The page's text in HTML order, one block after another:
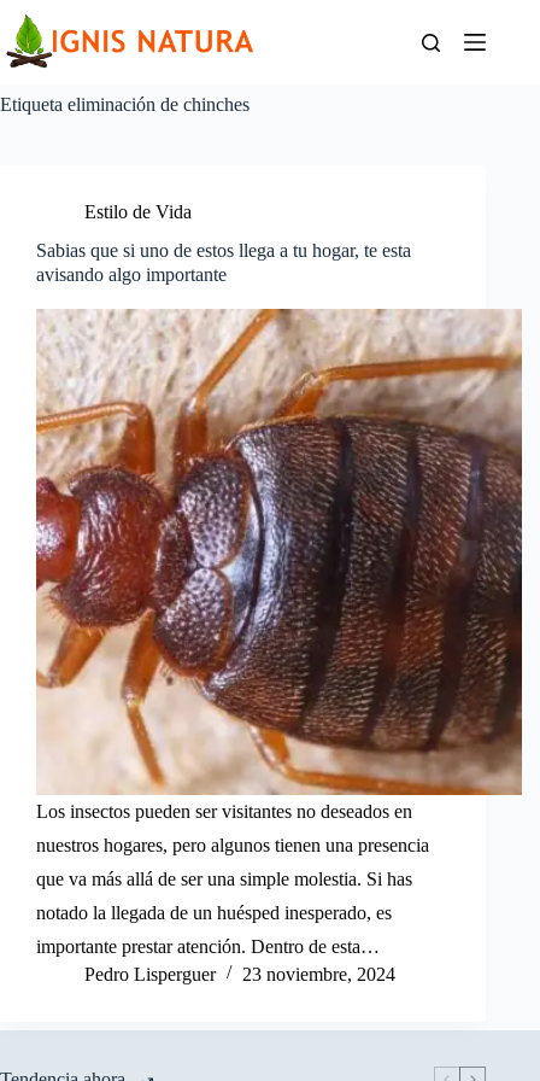
contenido
Etiqueta eliminación de chinches
Estilo de Vida
Sabias que si uno de estos llega a tu hogar, te esta
avisando algo importante
Los insectos pueden ser visitantes no deseados en
nuestros hogares, pero algunos tienen una presencia
que va más allá de ser una simple molestia. Si has
notado la llegada de un huésped inesperado, es
importante prestar atención. Dentro de esta…
Pedro Lisperguer
23 noviembre, 2024